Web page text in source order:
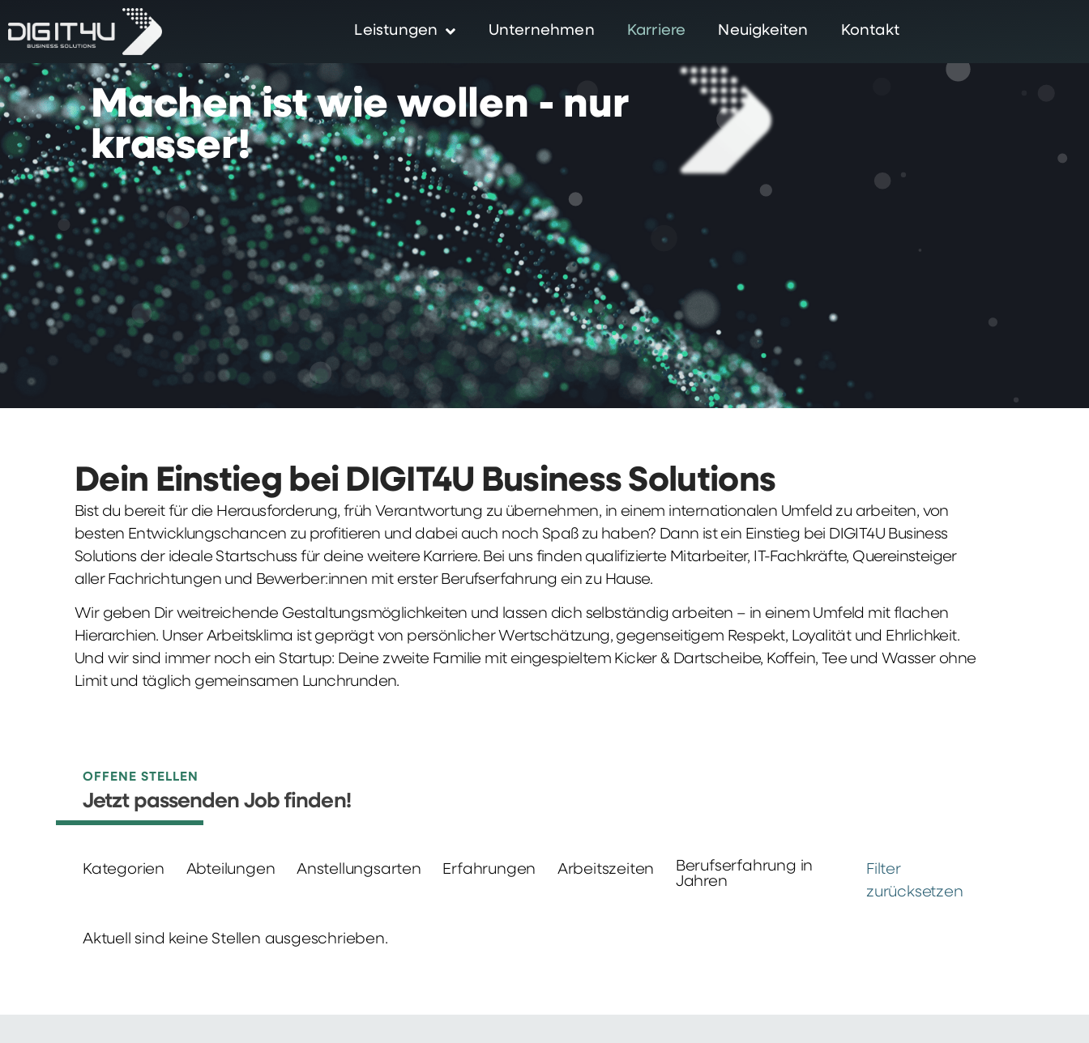
Leistungen Unternehmen Karriere Neuigkeiten Kontakt
Machen ist wie wollen - nur
krasser!
Dein Einstieg bei DIGIT4U Business Solutions
Bist du bereit für die Herausforderung, früh Verantwortung zu übernehmen, in einem internationalen Umfeld zu arbeiten, von
besten Entwicklungschancen zu profitieren und dabei auch noch Spaß zu haben? Dann ist ein Einstieg bei DIGIT4U Business
Solutions der ideale Startschuss für deine weitere Karriere. Bei uns finden qualifizierte Mitarbeiter, IT-Fachkräfte, Quereinsteiger
aller Fachrichtungen und Bewerber:innen mit erster Berufserfahrung ein zu Hause.
Wir geben Dir weitreichende Gestaltungsmöglichkeiten und lassen dich selbständig arbeiten – in einem Umfeld mit flachen
Hierarchien. Unser Arbeitsklima ist geprägt von persönlicher Wertschätzung, gegenseitigem Respekt, Loyalität und Ehrlichkeit.
Und wir sind immer noch ein Startup: Deine zweite Familie mit eingespieltem Kicker & Dartscheibe, Koffein, Tee und Wasser ohne
Limit und täglich gemeinsamen Lunchrunden.
OFFENE STELLEN
Jetzt passenden Job finden!
Kategorien Abteilungen Anstellungsarten Erfahrungen Arbeitszeiten
Berufserfahrung in
Jahren
Filter
zurücksetzen
Aktuell sind keine Stellen ausgeschrieben.